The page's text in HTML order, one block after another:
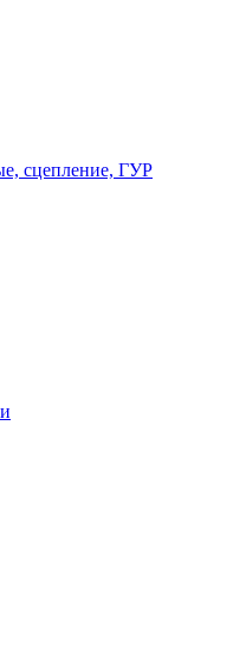
сцепление, ГУР